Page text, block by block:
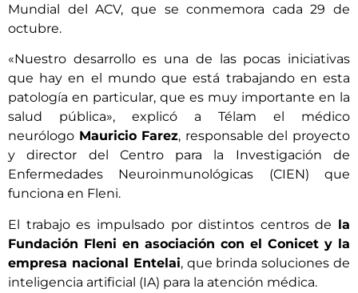
Mundial del ACV, que se conmemora cada 29 de
octubre.
«Nuestro desarrollo es una de las pocas iniciativas
que hay en el mundo que está trabajando en esta
patología en particular, que es muy importante en la
salud pública», explicó a Télam el médico
neurólogo Mauricio Farez, responsable del proyecto
y director del Centro para la Investigación de
Enfermedades Neuroinmunológicas (CIEN) que
funciona en Fleni.
El trabajo es impulsado por distintos centros de la
Fundación Fleni en asociación con el Conicet y la
empresa nacional Entelai, que brinda soluciones de
inteligencia artificial (IA) para la atención médica.